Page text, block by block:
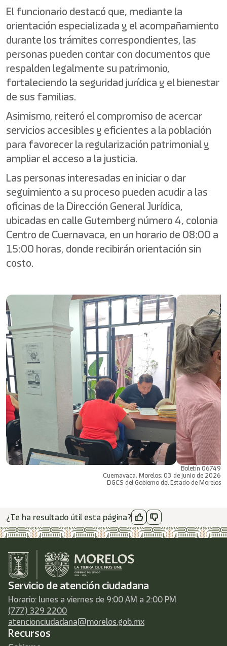
El funcionario destacó que, mediante la
orientación especializada y el acompañamiento
durante los trámites correspondientes, las
personas pueden contar con documentos que
respalden legalmente su patrimonio,
fortaleciendo la seguridad jurídica y el bienestar
de sus familias.
Asimismo, reiteró el compromiso de acercar
servicios accesibles y eficientes a la población
para favorecer la regularización patrimonial y
ampliar el acceso a la justicia.
Las personas interesadas en iniciar o dar
seguimiento a su proceso pueden acudir a las
oficinas de la Dirección General Jurídica,
ubicadas en calle Gutemberg número 4, colonia
Centro de Cuernavaca, en un horario de 08:00 a
15:00 horas, donde recibirán orientación sin
costo.
Boletín 06749
Cuernavaca, Morelos; 03 de junio de 2026
DGCS del Gobierno del Estado de Morelos
¿Te ha resultado útil esta página?
Servicio de atención ciudadana
Horario: lunes a viernes de 9:00 AM a 2:00 PM
(777) 329 2200
atencionciudadana@morelos.gob.mx
Recursos